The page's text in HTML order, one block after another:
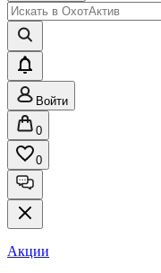
Войти
0
0
Акции